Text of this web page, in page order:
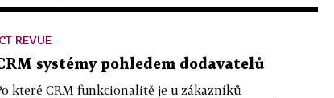
REVUE
systémy pohledem dodavatelů
které CRM funkcionalitě je u zákazníků